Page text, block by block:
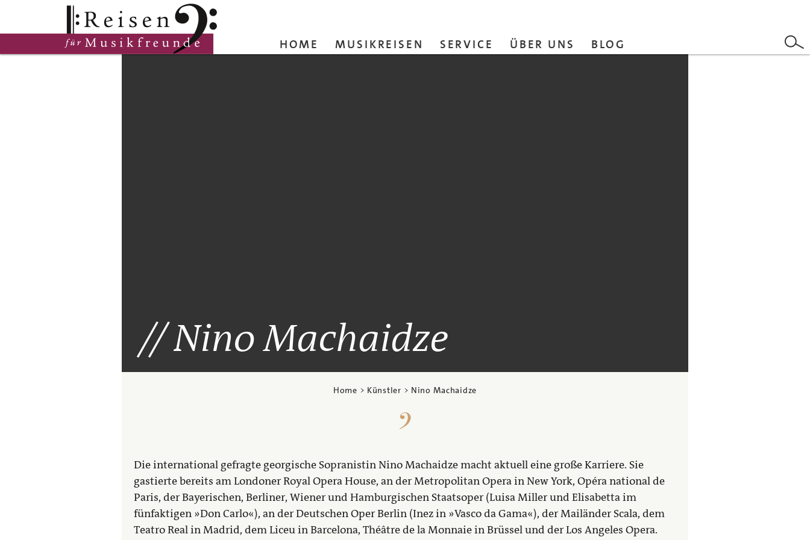
Fußzeile Cookie-Einstellungen
HOME MUSIKREISEN SERVICE ÜBER UNS BLOG
Nino Machaidze
Home > Künstler > Nino Machaidze
Die international gefragte georgische Sopranistin Nino Machaidze macht aktuell eine große Karriere. Sie
gastierte bereits am Londoner Royal Opera House, an der Metropolitan Opera in New York, Opéra national de
Paris, der Bayerischen, Berliner, Wiener und Hamburgischen Staatsoper (Luisa Miller und Elisabetta im
fünfaktigen »Don Carlo«), an der Deutschen Oper Berlin (Inez in »Vasco da Gama«), der Mailänder Scala, dem
Teatro Real in Madrid, dem Liceu in Barcelona, Théâtre de la Monnaie in Brüssel und der Los Angeles Opera.